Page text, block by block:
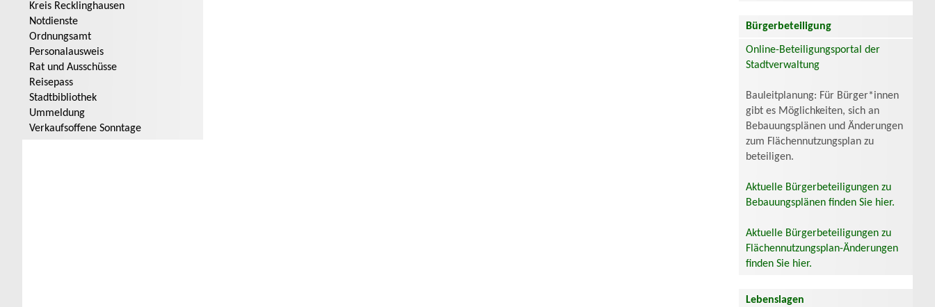
Kreis Recklinghausen
Notdienste
Ordnungsamt
Personalausweis
Rat und Ausschüsse
Reisepass
Stadtbibliothek
Ummeldung
Verkaufsoffene Sonntage
Bürgerbeteiligung
Online-Beteiligungsportal der
Stadtverwaltung
Bauleitplanung: Für Bürger*innen
gibt es Möglichkeiten, sich an
Bebauungsplänen und Änderungen
zum Flächennutzungsplan zu
beteiligen.
Aktuelle Bürgerbeteiligungen zu
Bebauungsplänen finden Sie hier.
Aktuelle Bürgerbeteiligungen zu
Flächennutzungsplan-Änderungen
finden Sie hier.
Lebenslagen